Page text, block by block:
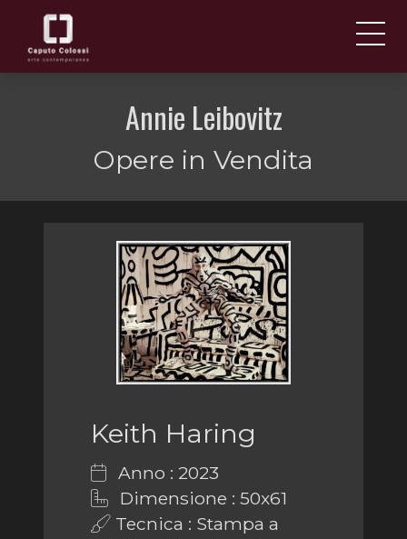
NEWS ED EVENTI
ARTISTI E OPERE
Annie Leibovitz
Opere in Vendita
Keith Haring
Anno : 2023
Dimensione : 50x61
Tecnica : Stampa a